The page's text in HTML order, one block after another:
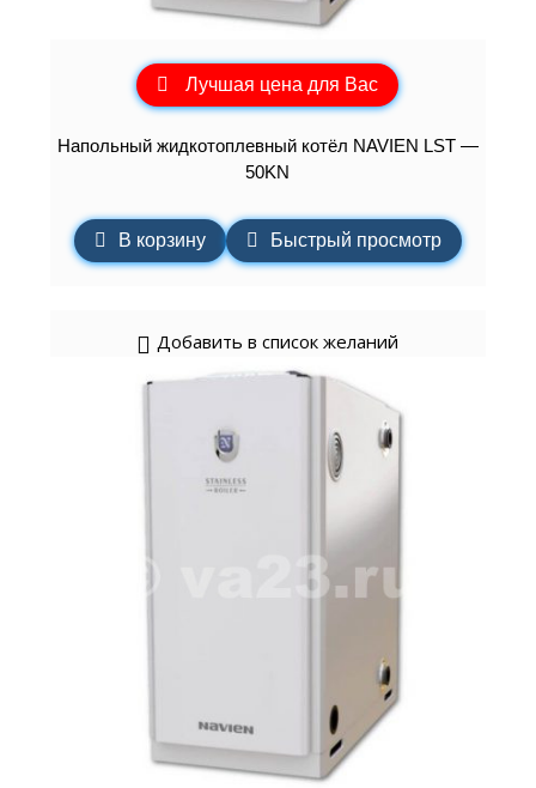
Лучшая цена для Вас
Напольный жидкотоплевный котёл NAVIEN LST —
50KN
В корзину Быстрый просмотр
Добавить в список желаний